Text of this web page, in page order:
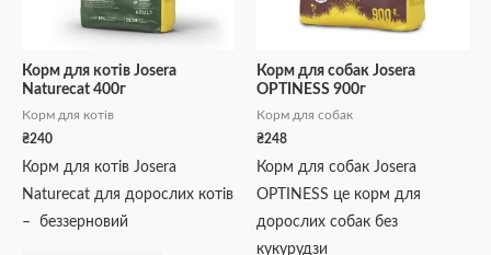
Корм для котів Josera
Naturecat 400г
Корм для котів
₴240
Корм для котів Josera
Naturecat для дорослих котів
– беззерновий
Корм для собак Josera
OPTINESS 900г
Корм для собак
₴248
Корм для собак Josera
OPTINESS це корм для
дорослих собак без
кукурудзи